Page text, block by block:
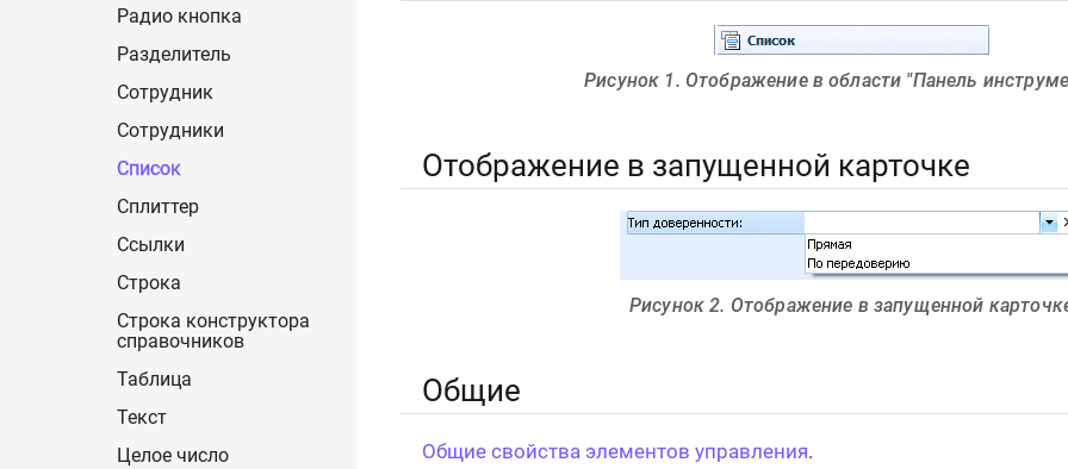
Радио кнопка
Разделитель
Сотрудник
Сотрудники
Список
Сплиттер
Ссылки
Строка
Строка конструктора
справочников
Таблица
Текст
Целое число
Рисунок 1. Отображение в области "Панель
Отображение в запущенной карточке
Рисунок 2. Отображение в запущенной
Общие
Общие свойства элементов управления.